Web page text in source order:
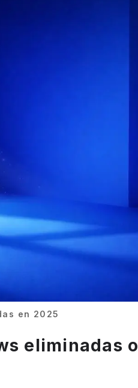
en 2025
eliminadas o